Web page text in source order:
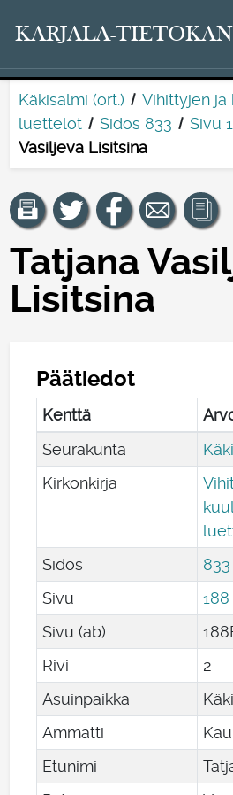
KARJALA-
Käkisalmi (ort.)
Vihittyjen
luettelot
Sidos 833 Sivu
Vasiljeva Lisitsina
Tatjana
Lisitsina
Päätiedot
Kenttä
Seurakunta
Kirkonkirja
Sidos
833
Sivu
188
Sivu (ab)
Rivi
2
Asuinpaikka
Ammatti
Etunimi